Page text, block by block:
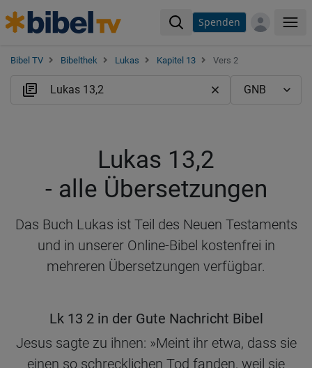
Spenden
Bibel TV Bibelthek Lukas Kapitel 13 Vers 2
Lukas 13,2
- alle Übersetzungen
Das Buch Lukas ist Teil des Neuen Testaments
und in unserer Online-Bibel kostenfrei in
mehreren Übersetzungen verfügbar.
Lk 13 2 in der Gute Nachricht Bibel
Jesus sagte zu ihnen: »Meint ihr etwa, dass sie
einen so schrecklichen Tod fanden, weil sie